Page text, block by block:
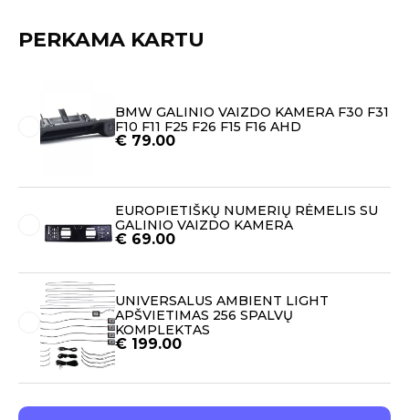
PERKAMA KARTU
BMW GALINIO VAIZDO KAMERA F30 F31
F10 F11 F25 F26 F15 F16 AHD
€ 79.00
EUROPIETIŠKŲ NUMERIŲ RĖMELIS SU
GALINIO VAIZDO KAMERA
€ 69.00
UNIVERSALUS AMBIENT LIGHT
APŠVIETIMAS 256 SPALVŲ
KOMPLEKTAS
€ 199.00